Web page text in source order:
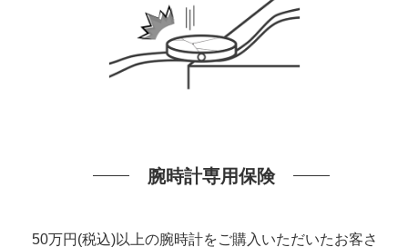
腕時計専用保険
50万円(税込)以上の腕時計をご購入いただいたお客さ